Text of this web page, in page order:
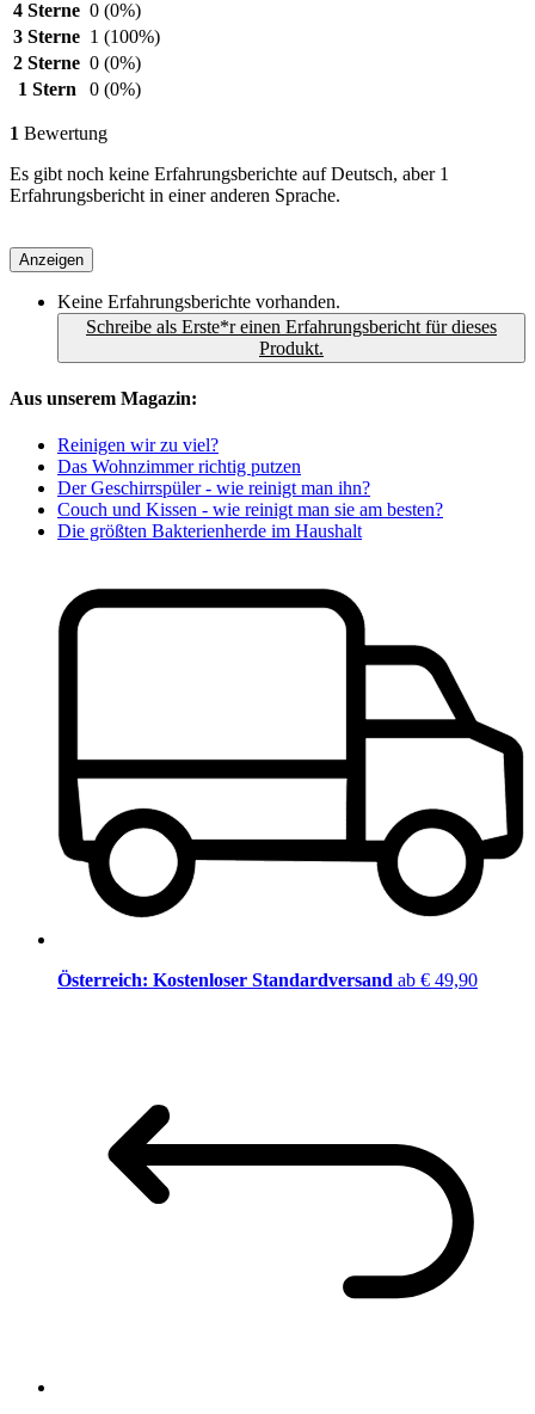
4 Sterne 0 (0%)
3 Sterne 1 (100%)
2 Sterne 0 (0%)
1 Stern
0 (0%)
1 Bewertung
Es gibt noch keine Erfahrungsberichte auf Deutsch, aber 1
Erfahrungsbericht in einer anderen Sprache.
Anzeigen
Keine Erfahrungsberichte vorhanden.
Schreibe als Erste*r einen Erfahrungsbericht für dieses
Produkt.
Aus unserem Magazin:
Reinigen wir zu viel?
Das Wohnzimmer richtig putzen
Der Geschirrspüler - wie reinigt man ihn?
Couch und Kissen - wie reinigt man sie am besten?
Die größten Bakterienherde im Haushalt
Österreich: Kostenloser Standardversand ab € 49,90